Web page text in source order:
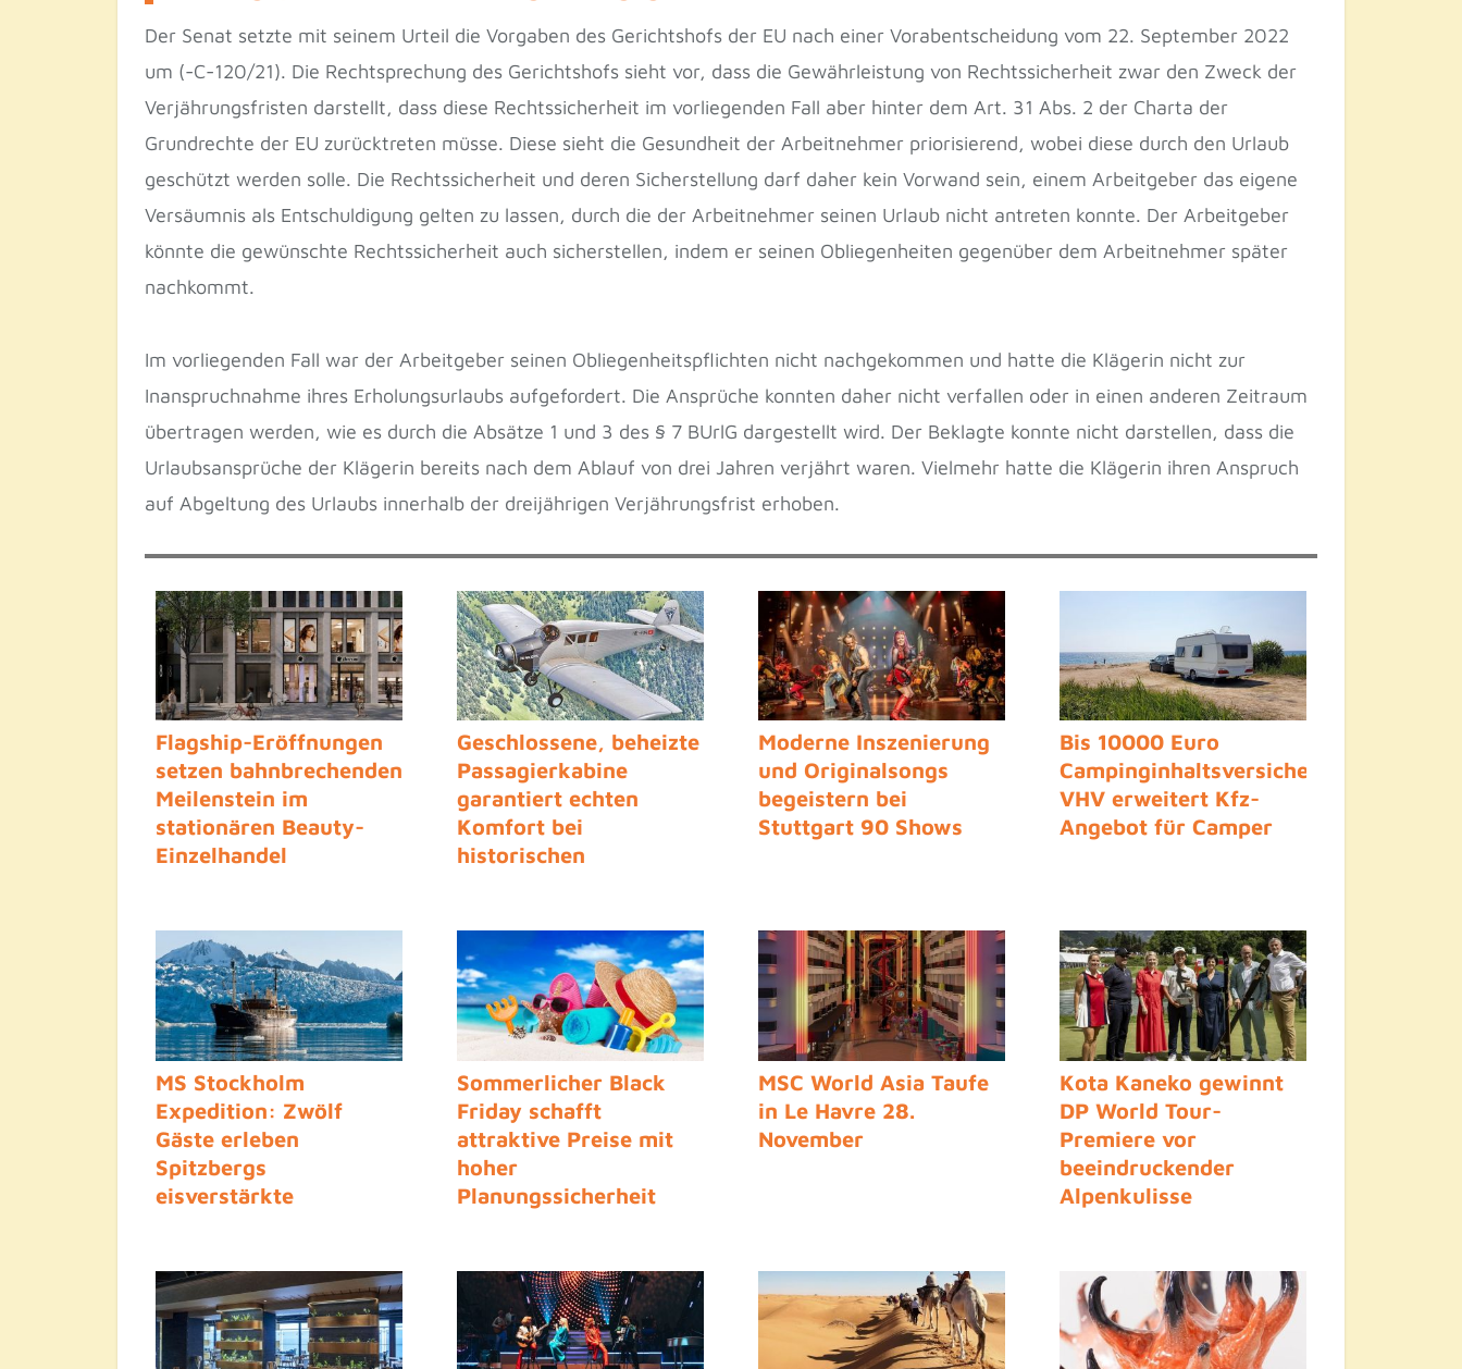
Der Senat setzte mit seinem Urteil die Vorgaben des Gerichtshofs der EU nach einer Vorabentscheidung vom 22. September 2022
um (-C-120/21). Die Rechtsprechung des Gerichtshofs sieht vor, dass die Gewährleistung von Rechtssicherheit zwar den Zweck der
Verjährungsfristen darstellt, dass diese Rechtssicherheit im vorliegenden Fall aber hinter dem Art. 31 Abs. 2 der Charta der
Grundrechte der EU zurücktreten müsse. Diese sieht die Gesundheit der Arbeitnehmer priorisierend, wobei diese durch den Urlaub
geschützt werden solle. Die Rechtssicherheit und deren Sicherstellung darf daher kein Vorwand sein, einem Arbeitgeber das eigene
Versäumnis als Entschuldigung gelten zu lassen, durch die der Arbeitnehmer seinen Urlaub nicht antreten konnte. Der Arbeitgeber
könnte die gewünschte Rechtssicherheit auch sicherstellen, indem er seinen Obliegenheiten gegenüber dem Arbeitnehmer später
nachkommt.
Im vorliegenden Fall war der Arbeitgeber seinen Obliegenheitspflichten nicht nachgekommen und hatte die Klägerin nicht zur
Inanspruchnahme ihres Erholungsurlaubs aufgefordert. Die Ansprüche konnten daher nicht verfallen oder in einen anderen Zeitraum
übertragen werden, wie es durch die Absätze 1 und 3 des § 7 BUrlG dargestellt wird. Der Beklagte konnte nicht darstellen, dass die
Urlaubsansprüche der Klägerin bereits nach dem Ablauf von drei Jahren verjährt waren. Vielmehr hatte die Klägerin ihren Anspruch
auf Abgeltung des Urlaubs innerhalb der dreijährigen Verjährungsfrist erhoben.
Flagship-Eröffnungen
setzen bahnbrechenden
Meilenstein im
stationären Beauty-
Einzelhandel
Geschlossene, beheizte
Passagierkabine
garantiert echten
Komfort bei
historischen
Moderne Inszenierung
und Originalsongs
begeistern bei
Stuttgart 90 Shows
Bis 10000 Euro
Campinginhaltsversicherung:
VHV erweitert Kfz-
Angebot für Camper
MS Stockholm
Expedition: Zwölf
Gäste erleben
Spitzbergs
eisverstärkte
Sommerlicher Black
Friday schafft
attraktive Preise mit
hoher
Planungssicherheit
MSC World Asia Taufe
in Le Havre 28.
November
Kota Kaneko gewinnt
DP World Tour-
Premiere vor
beeindruckender
Alpenkulisse